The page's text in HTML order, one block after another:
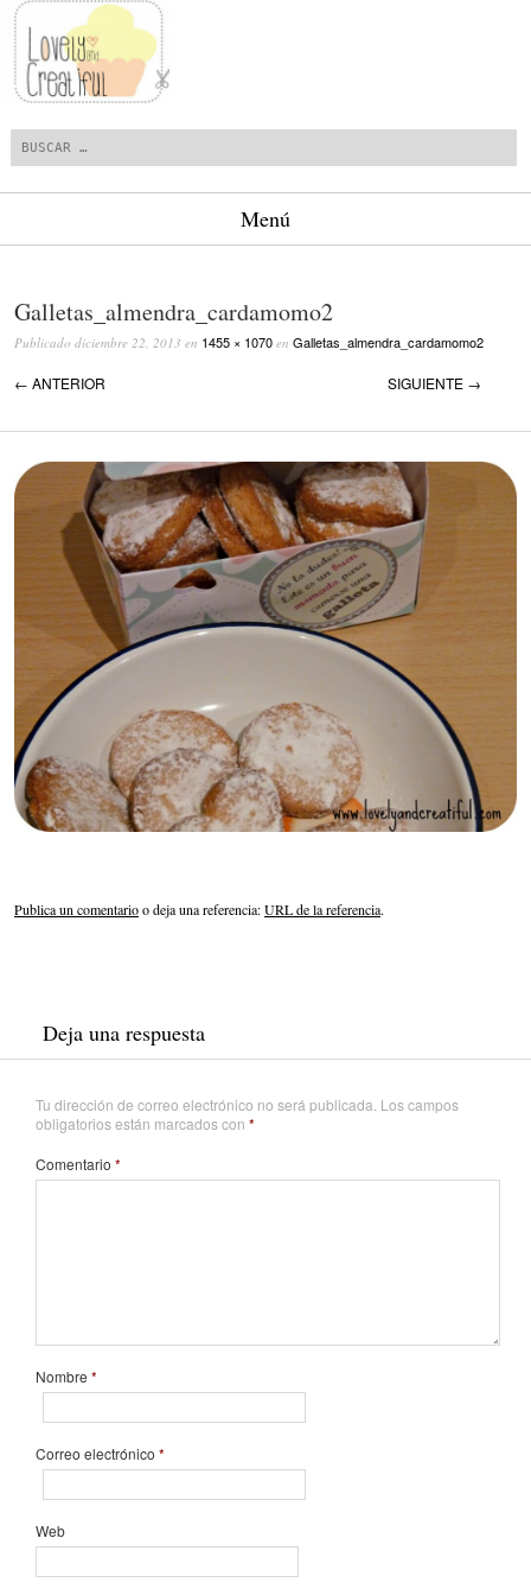
Menú
Galletas_almendra_cardamomo2
Publicado diciembre 22, 2013 en 1455 × 1070 en Galletas_almendra_cardamomo2
← ANTERIOR SIGUIENTE →
Publica un comentarioo deja una referencia:URL de la referencia.
Deja una respuesta
Tu dirección de correo electrónico no será publicada. Los campos
obligatorios están marcados con *
Comentario *
Nombre *
Correo electrónico *
Web